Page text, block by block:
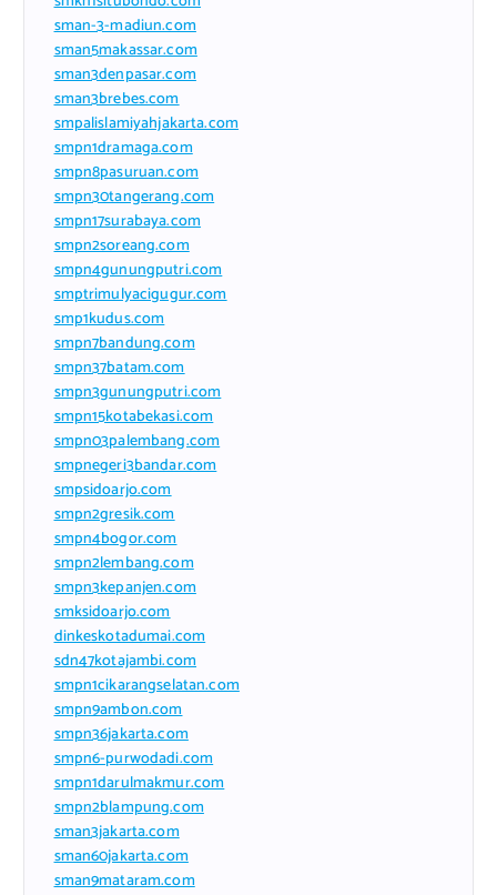
sman-3-madiun.com
sman5makassar.com
sman3denpasar.com
sman3brebes.com
smpalislamiyahjakarta.com
smpn1dramaga.com
smpn8pasuruan.com
smpn30tangerang.com
smpn17surabaya.com
smpn2soreang.com
smpn4gunungputri.com
smptrimulyacigugur.com
smp1kudus.com
smpn7bandung.com
smpn37batam.com
smpn3gunungputri.com
smpn15kotabekasi.com
smpn03palembang.com
smpnegeri3bandar.com
smpsidoarjo.com
smpn2gresik.com
smpn4bogor.com
smpn2lembang.com
smpn3kepanjen.com
smksidoarjo.com
dinkeskotadumai.com
sdn47kotajambi.com
smpn1cikarangselatan.com
smpn9ambon.com
smpn36jakarta.com
smpn6-purwodadi.com
smpn1darulmakmur.com
smpn2blampung.com
sman3jakarta.com
sman60jakarta.com
sman9mataram.com